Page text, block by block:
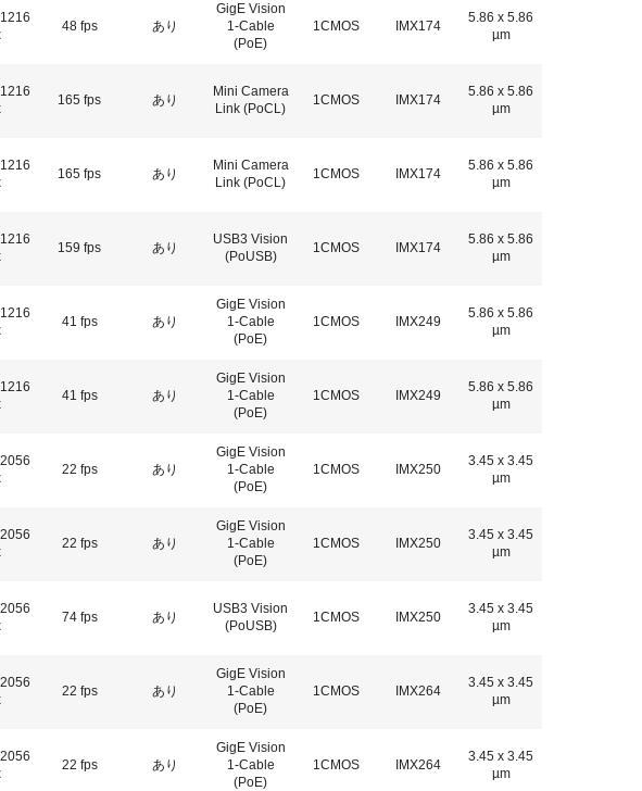
48 fps あり
GigE Vision
1-Cable
(PoE)
1CMOS IMX174
5.86 x 5.86
µm
165 fps あり
Mini Camera
Link (PoCL)
1CMOS IMX174
5.86 x 5.86
µm
165 fps あり
Mini Camera
Link (PoCL)
1CMOS IMX174
5.86 x 5.86
µm
159 fps あり
USB3 Vision
(PoUSB)
1CMOS IMX174
5.86 x 5.86
µm
41 fps あり
GigE Vision
1-Cable
(PoE)
1CMOS IMX249
5.86 x 5.86
µm
41 fps あり
GigE Vision
1-Cable
(PoE)
1CMOS IMX249
5.86 x 5.86
µm
22 fps あり
GigE Vision
1-Cable
(PoE)
1CMOS IMX250
3.45 x 3.45
µm
22 fps あり
GigE Vision
1-Cable
(PoE)
1CMOS IMX250
3.45 x 3.45
µm
74 fps あり
USB3 Vision
(PoUSB)
1CMOS IMX250
3.45 x 3.45
µm
22 fps あり
GigE Vision
1-Cable
(PoE)
1CMOS IMX264
3.45 x 3.45
µm
22 fps あり
GigE Vision
1-Cable
(PoE)
1CMOS IMX264
3.45 x 3.45
µm